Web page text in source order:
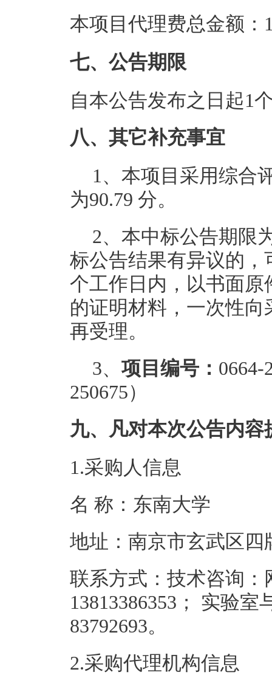
本项目代理费总金额：
七、公告期限
自本公告发布之日起1
八、其它补充事宜
1、本项目采用综合
为90.79 分。
2、本中标公告期限
标公告结果有异议的
个工作日内，以书面
的证明材料，一次性
再受理。
3、项目编号： 0664-
250675）
九、凡对本次公告内
1.采购人信息
名 称：东南
地址：南京市
联系方式：技术咨询
13813386353； 实验
83792693
2.采购代理机构信息